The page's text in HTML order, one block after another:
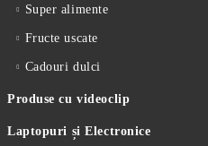
Super alimente
Fructe uscate
Cadouri dulci
Produse cu videoclip
Laptopuri și Electronice